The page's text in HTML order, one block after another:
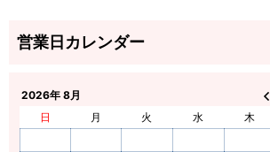
2026年 8月
日
月 火 水 木